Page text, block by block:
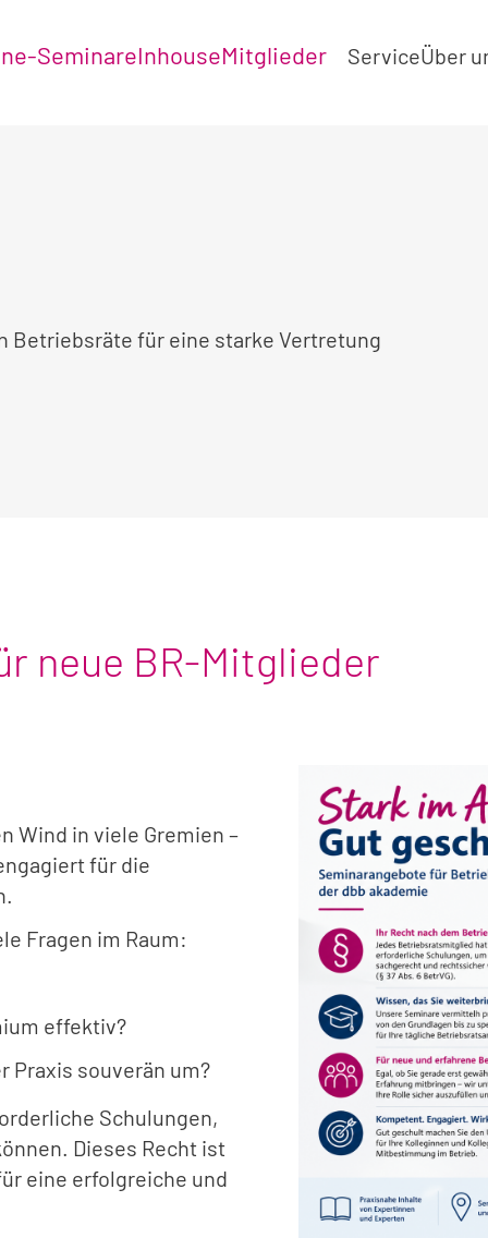
SeminareInhouseMitglieder ServiceÜber
Betriebsräte für eine starke Vertretung
neue BR-Mitglieder
Wind in viele Gremien –
für die
Fragen im Raum:
effektiv?
Praxis souverän um?
Schulungen,
Dieses Recht ist
eine erfolgreiche und